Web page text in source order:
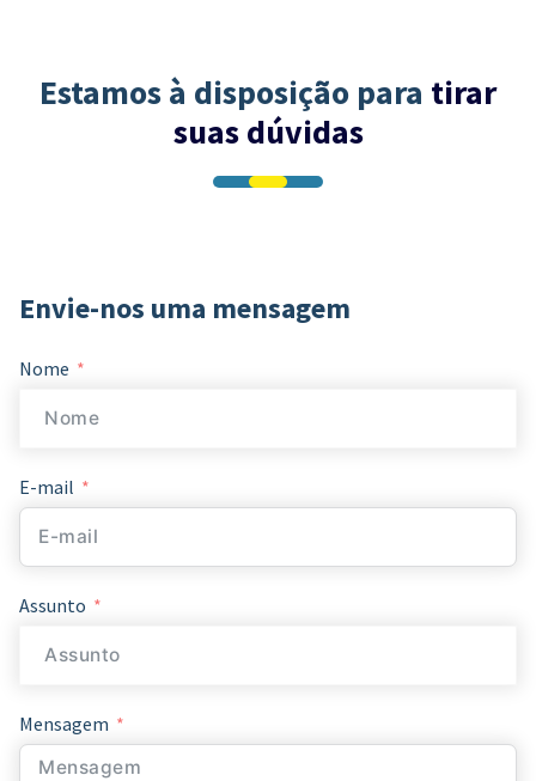
Estamos à disposição para tirar
suas dúvidas
Envie-nos uma mensagem
Nome
E-mail
Assunto
Mensagem